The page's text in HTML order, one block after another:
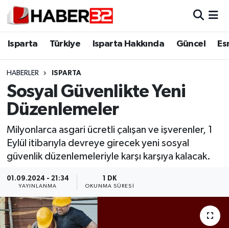
Isparta Türkiye Isparta Hakkında Güncel
HABERLER ISPARTA
Sosyal Güvenlikte Yeni
Düzenlemeler
Milyonlarca asgari ücretli çalışan ve işverenler, 1
Eylül itibarıyla devreye girecek yeni sosyal
güvenlik düzenlemeleriyle karşı karşıya kalacak.
01.09.2024 - 21:34
YAYINLANMA
1 DK
OKUNMA SÜRESI
Isparta
Esnaf Diyor ki;
ASAYİŞ
BİLİM VE TEKNOLOJİ
GENEL
Güncel
Isparta Nöbetçi Eczaneler
Isparta Trafik Yoğunluk Haritası
Süper Lig Puan Durumu ve Fikstür
Tüm Manşetler
Haber Arşivi